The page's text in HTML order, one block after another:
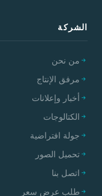
الشركة
من نحن
مرفق الإنتاج
أخبار وإعلانات
الكتالوجات
جولة افتراضية
تحميل الصور
اتصل بنا
طلب عرض سعر